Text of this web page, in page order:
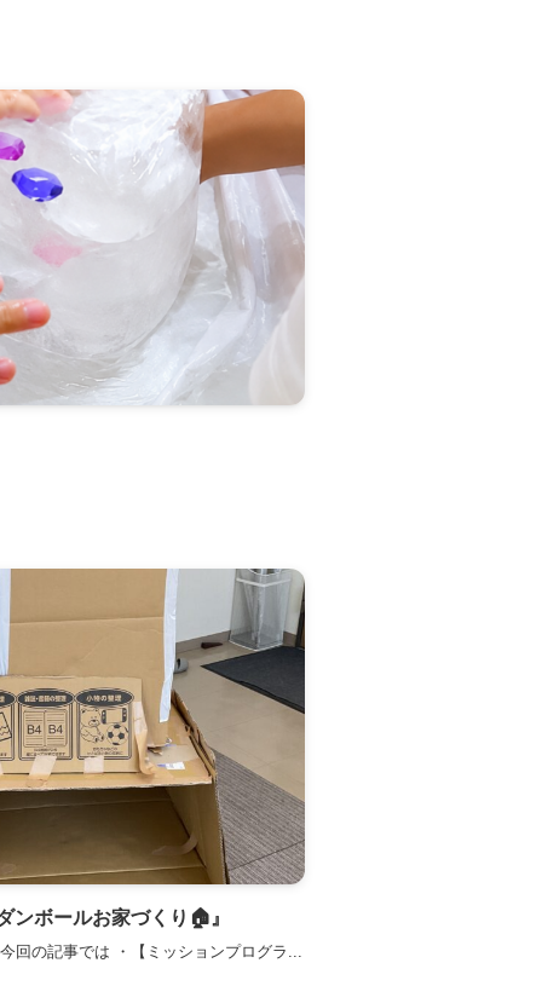
ンボールお家づくり🏠』
回の記事では ・【ミッションプログラ...